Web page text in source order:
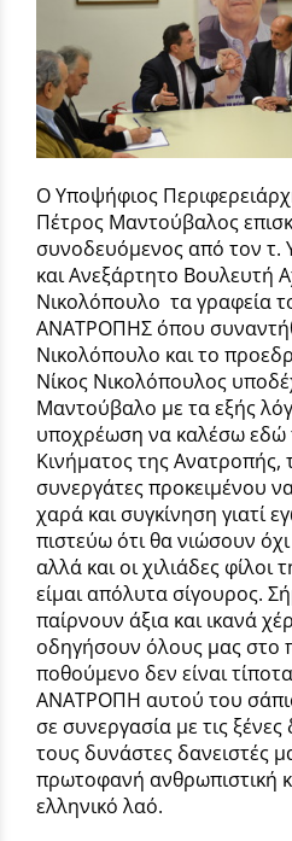
Ο Υποψήφιος
Πέτρος Μαντούβαλος
συνοδευόμενος από τον τ.
και Ανεξάρτητο Βουλευτή
Νικολόπουλο τα γραφεία
ΑΝΑΤΡΟΠΗΣ όπου
Νικολόπουλο και το
Νίκος Νικολόπουλος
Μαντούβαλο με τα εξής
υποχρέωση να καλέσω εδώ
Κινήματος της Ανατροπής,
συνεργάτες προκειμένου
χαρά και συγκίνηση γιατί
πιστεύω ότι θα νιώσουν
αλλά και οι χιλιάδες
είμαι απόλυτα σίγουρος.
παίρνουν άξια και ικανά
οδηγήσουν όλους μας στο
ποθούμενο δεν είναι
ΑΝΑΤΡΟΠΗ αυτού του
σε συνεργασία με τις
τους δυνάστες δανειστές
πρωτοφανή ανθρωπιστική
ελληνικό λαό.